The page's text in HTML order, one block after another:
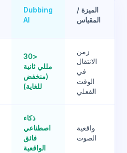
الميزة /
المقياس
Dubbing
AI
زمن
الانتقال
في
الوقت
الفعلي
<30
مللي ثانية
(منخفض
للغاية)
واقعية
الصوت
ذكاء
اصطناعي
فائق
الواقعية